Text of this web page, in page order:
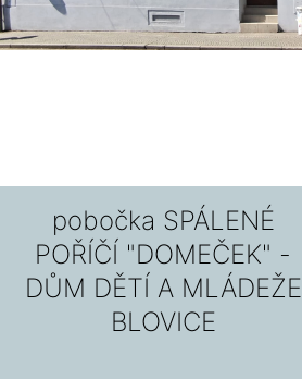
pobočka SPÁLENÉ
POŘÍČÍ "DOMEČEK" -
DŮM DĚTÍ A MLÁDEŽE
BLOVICE